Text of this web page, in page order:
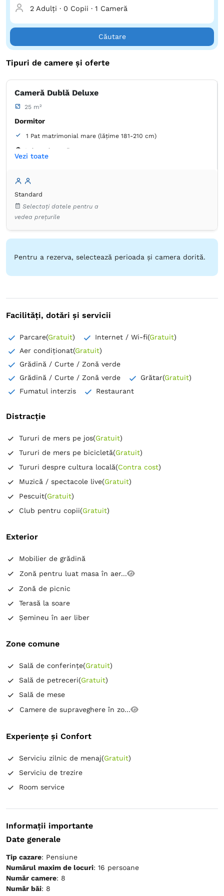
2 Adulți · 0 Copii · 1 Cameră
Căutare
Tipuri de camere și oferte
Cameră Dublă Deluxe
25 m²
Dormitor
1 Pat matrimonial mare (lățime 181-210 cm)
Balcon / terasă
Proprie -
Garderobă Dulap Birou
Ceas deșteptător
Izolare fonică
Aer condiţionat
Plasă de ţânţari
Uscător de păr
Halat de baie Papuci de casă
Vezi toate
Standard
Selectați datele pentru a
vedea prețurile
Pentru a rezerva, selectează perioada și camera dorită.
Facilități, dotări și servicii
Parcare(Gratuit) Internet / Wi-fi(Gratuit)
Aer condiționat(Gratuit)
Grădină / Curte / Zonă verde
Grădină / Curte / Zonă verde
Grătar(Gratuit)
Fumatul interzis
Restaurant
Distracție
Tururi de mers pe jos(Gratuit)
Tururi de mers pe bicicletă(Gratuit)
Tururi despre cultura locală(Contra cost)
Muzică / spectacole live(Gratuit)
Pescuit(Gratuit)
Club pentru copii(Gratuit)
Exterior
Mobilier de grădină
Zonă pentru luat masa în aer...
Zonă de picnic
Terasă la soare
Șemineu în aer liber
Zone comune
Sală de conferințe(Gratuit)
Sală de petreceri(Gratuit)
Sală de mese
Camere de supraveghere în zo...
Experiențe și Confort
Serviciu zilnic de menaj(Gratuit)
Serviciu de trezire
Room service
Informații importante
Date generale
Tip cazare: Pensiune
Numărul maxim de locuri: 16 persoane
Număr camere: 8
Număr băi: 8